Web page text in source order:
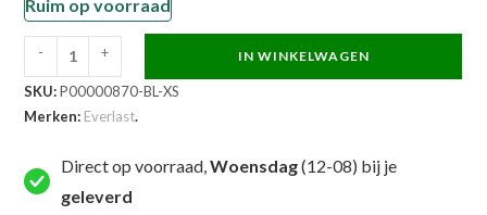
Ruim op voorraad
Everlast
Boksshort
-
Competition
Trunks
- + IN WINKELWAGEN
SKU:P00000870-BL-XS
Merken: Everlast.
Direct op voorraad,Woensdag(12-08) bij je
geleverd